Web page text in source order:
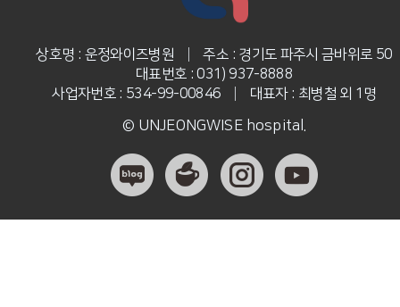
상호명 : 운정와이즈병원
주소 : 경기도 파주시 금바위로 50
대표번호 : 031) 937-8888
사업자번호 : 534-99-00846
대표자 : 최병철 외 1명
© UNJEONGWISE hospital.